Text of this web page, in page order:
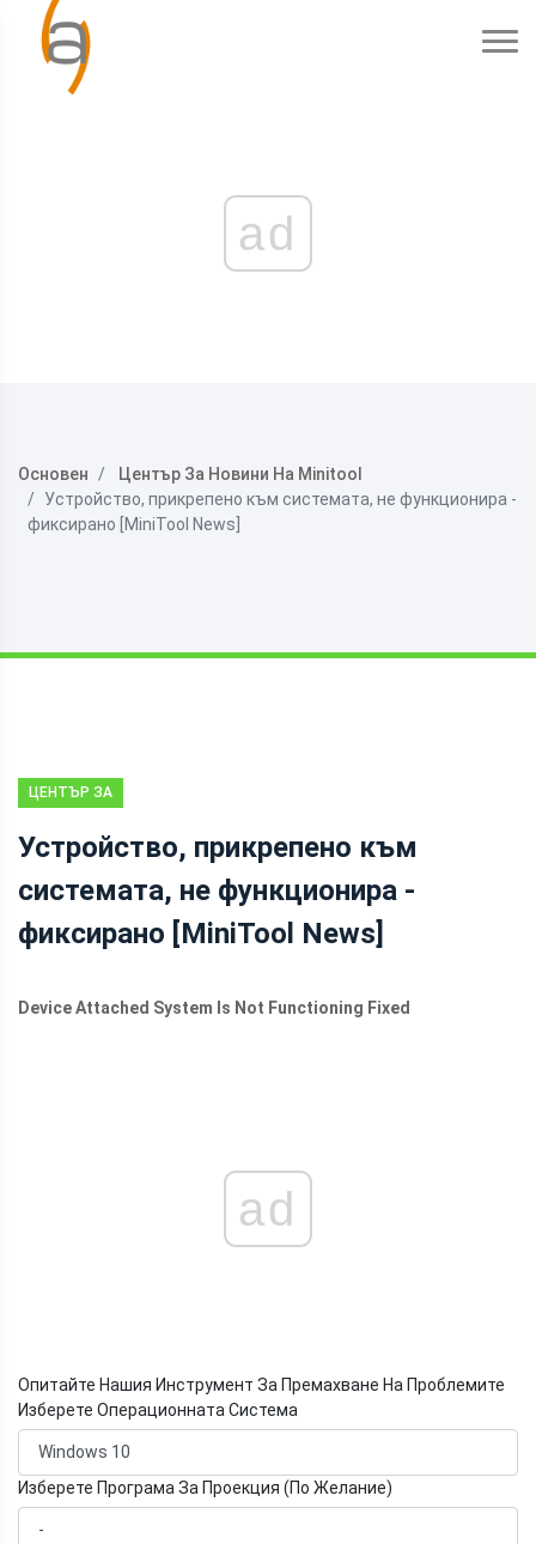
ad
Основен
Център За Новини На Minitool
Устройство, прикрепено към системата, не функционира -
фиксирано [MiniTool News]
ЦЕНТЪР ЗА
MINITOOL
Устройство, прикрепено към
системата, не функционира -
фиксирано [MiniTool News]
Device Attached System Is Not Functioning Fixed
ad
Опитайте Нашия Инструмент За Премахване На Проблемите
Изберете Операционната Система
Изберете Програма За Проекция (По Желание)